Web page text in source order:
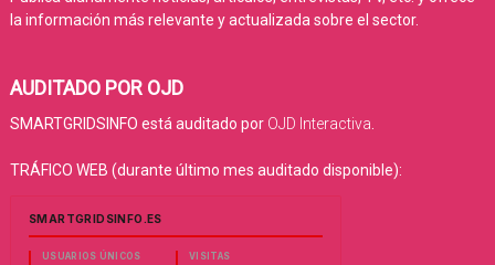
la información más relevante y actualizada sobre el sector.
AUDITADO POR OJD
SMARTGRIDSINFO está auditado por OJD Interactiva.
TRÁFICO WEB (durante último mes auditado disponible):